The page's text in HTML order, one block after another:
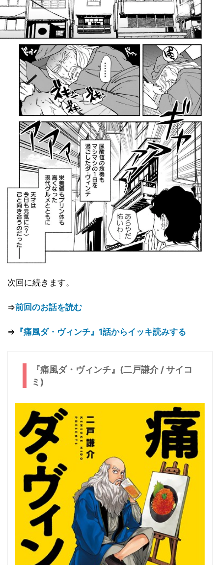
次回に続きます。
⇒前回のお話を読む
⇒ 『痛風ダ・ヴィンチ』1話からイッキ読みする
『痛風ダ・ヴィンチ』(二戸謙介 / サイコ
ミ)